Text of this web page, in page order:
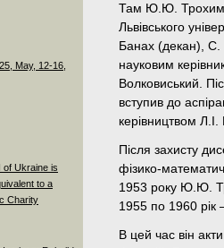
May, 12-16,
of Ukraine is
to a
Charity
Там Ю.Ю.
Львівського
Банах (декан), С.
науковим
Волковиський.
вступив до
керівництвом Л.І.
Після захисту
фізико-
1953 року Ю.Ю.
1955 по 1960 рік
В цей час він